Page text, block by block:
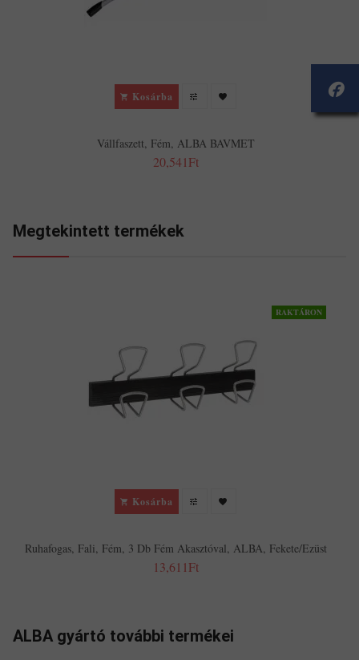
Kosárba
Vállfaszett, Fém, ALBA BAVMET
20,541Ft
Megtekintett termékek
RAKTÁRON
Kosárba
Ruhafogas, Fali, Fém, 3 Db Fém Akasztóval, ALBA, Fekete/ezüst
13,611Ft
ALBA gyártó további termékei